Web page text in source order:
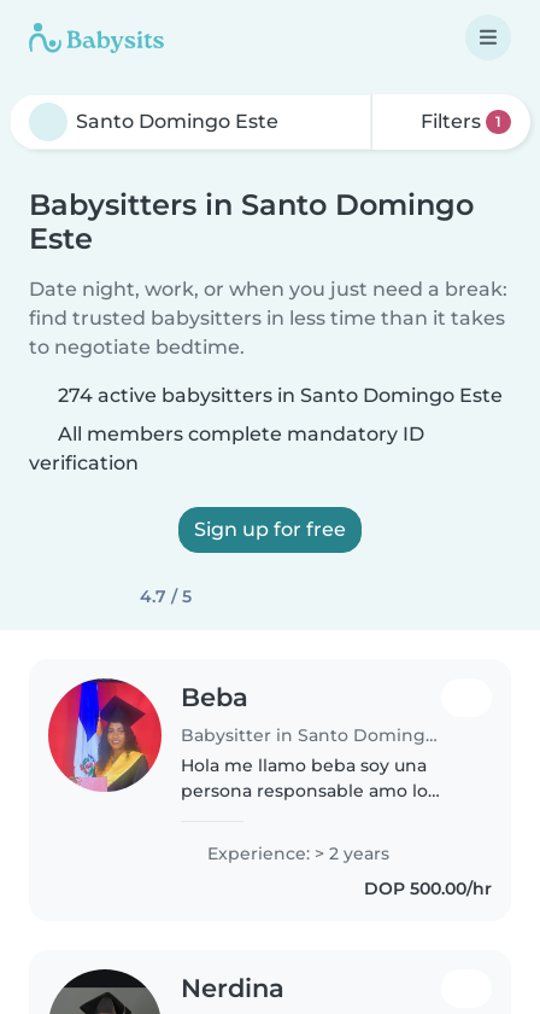
Filters 1
Babysitters in Santo Domingo
Este
Date night, work, or when you just need a break:
find trusted babysitters in less time than it takes
to negotiate bedtime.
274 active babysitters in Santo Domingo Este
All members complete mandatory ID
verification
Sign up for free
4.7 / 5
Beba
Babysitter in Santo Domingo Este
Hola me llamo beba soy una
persona responsable amo lo
hijo es mi vida creo que lo niño
son lo mejor que a llegado a
mundo me encanta catar me
Experience: > 2 years
DOP 500.00/hr
Nerdina